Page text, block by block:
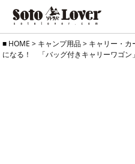
Skip
to
HOME > キャンプ用品> キャリー・カ
になる！ 「バッグ付きキャリーワゴン